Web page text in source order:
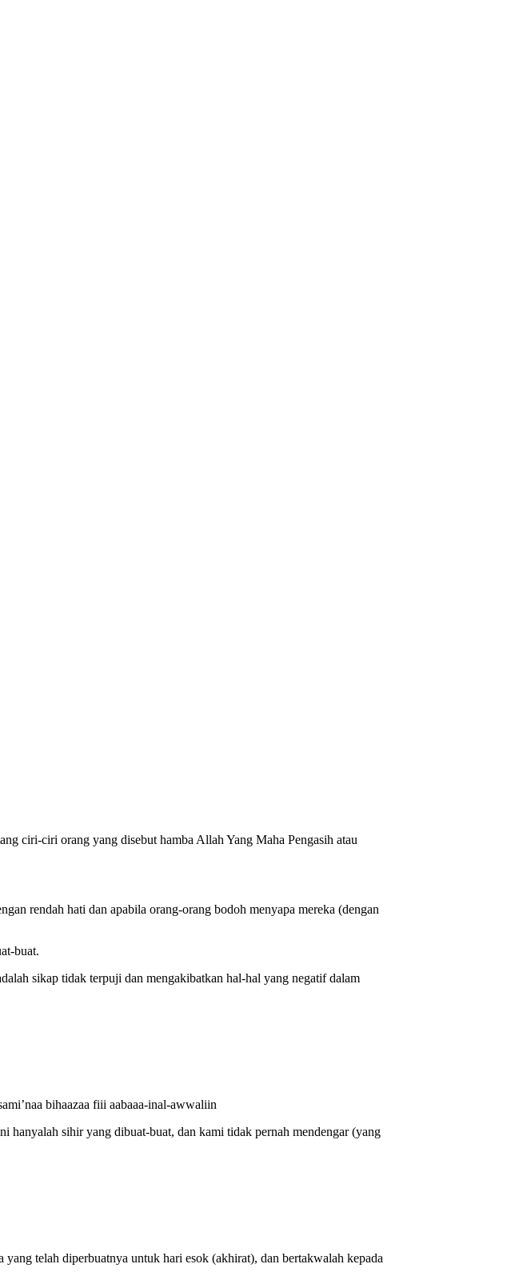
ciri-ciri orang yang disebut hamba Allah Yang Maha Pengasih atau
rendah hati dan apabila orang-orang bodoh menyapa mereka (dengan
buat.
sikap tidak terpuji dan mengakibatkan hal-hal yang negatif dalam
bihaazaa fiii aabaaa-inal-awwaliin
hanyalah sihir yang dibuat-buat, dan kami tidak pernah mendengar (yang
telah diperbuatnya untuk hari esok (akhirat), dan bertakwalah kepada